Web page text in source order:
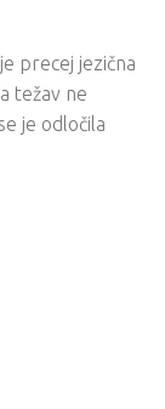
precej jezična
težav ne
je odločila